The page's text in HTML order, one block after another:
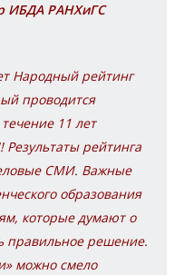
ИБДА РАНХиГС
Народный рейтинг
проводится
11 лет
рейтинга
СМИ. Важные
образования
которые думают о
правильное решение.
можно смело